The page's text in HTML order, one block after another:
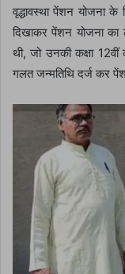
वृद्धावस्था पेंशन
दिखाकर पेंशन योजना
थी, जो उनकी कक्षा
गलत जन्मतिथि दर्ज कर